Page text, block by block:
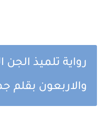
رواية تلميذ
والاربعون بقلم